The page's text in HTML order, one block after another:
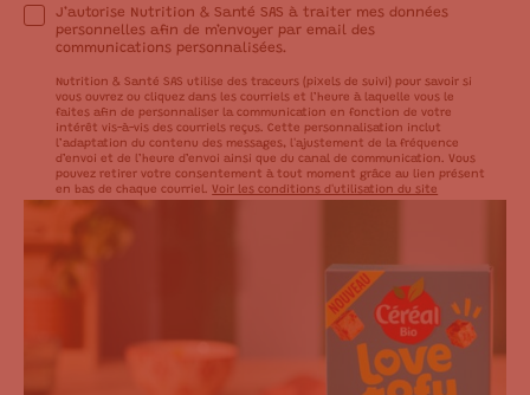
J’autorise Nutrition & Santé SAS à traiter mes données
personnelles afin de m’envoyer par email des
communications personnalisées.
Nutrition & Santé SAS utilise des traceurs (pixels de suivi) pour savoir si
vous ouvrez ou cliquez dans les courriels et l’heure à laquelle vous le
faites afin de personnaliser la communication en fonction de votre
intérêt vis-à-vis des courriels reçus. Cette personnalisation inclut
l’adaptation du contenu des messages, l'ajustement de la fréquence
d’envoi et de l’heure d’envoi ainsi que du canal de communication. Vous
pouvez retirer votre consentement à tout moment grâce au lien présent
en bas de chaque courriel.Voir les conditions d'utilisation du site